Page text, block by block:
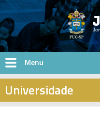
Pular para o conteúdo principal
Universidade